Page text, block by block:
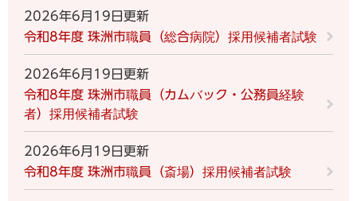
2026年6月19日更新
令和8年度 珠洲市職員（総合病院）採用候補者試験
2026年6月19日更新
令和8年度 珠洲市職員（カムバック・公務員経験
者）採用候補者試験
2026年6月19日更新
令和8年度 珠洲市職員（斎場）採用候補者試験